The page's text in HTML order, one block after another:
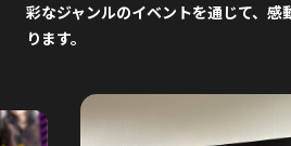
彩なジャンルのイベントを通じて、感
ります。